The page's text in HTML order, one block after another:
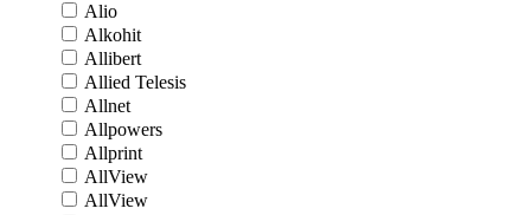
Alio
Alkohit
Allibert
Allied Telesis
Allnet
Allpowers
Allprint
AllView
AllView